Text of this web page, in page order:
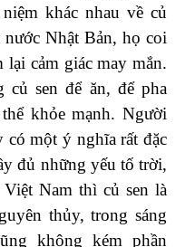
khác nhau về củ
nước Nhật Bản, họ coi
lại cảm giác may mắn.
củ sen để ăn, để pha
khỏe mạnh. Người
một ý nghĩa rất đặc
đủ những yếu tố trời,
Nam thì củ sen là
thủy, trong sáng
không kém phần